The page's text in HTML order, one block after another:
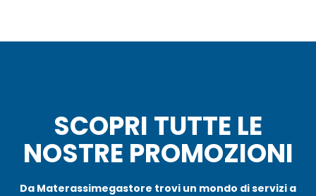
SCOPRI TUTTE LE
NOSTRE PROMOZIONI
Da Materassimegastore trovi un mondo di servizi a